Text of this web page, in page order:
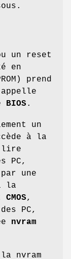
un reset
en
prend
BIOS .
un
à la
lire
PC,
une
la
CMOS,
PC,
nvram
nvram